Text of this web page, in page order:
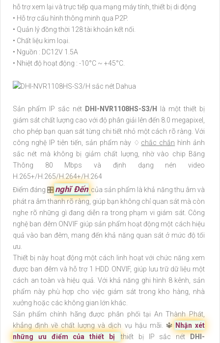
hỗ trợ xem lại và trực tiếp qua mạng máy tính, thiết bị di động
• Hỗ trợ cấu hình thông minh qua P2P.
• Quản lý đồng thời 128 tài khoản kết nối.
• Chất liệu kim loại.
• Nguồn : DC12V 1.5A
• Nhiệt độ hoạt động : -10°C ~ +45°C.
Sản phẩm IP sắc nét DHI-NVR1108HS-S3/H
là một thiết bị
giám sát chất lượng cao với độ phân giải lên đến 8.0 megapixel,
cho phép bạn quan sát từng chi tiết nhỏ một cách rõ ràng. Với
công nghệ IP tiên tiến, sản phẩm này ♢ chắc chắn hình ảnh
sắc nét mà không bị giảm chất lượng, nhờ vào chip Băng
Thông 80 Mbps và định dạng nén video
H.265+/H.265/H.264+/H.264
Điểm đáng 🎛 nghĩ Đến của sản phẩm là khả năng thu âm và
phát ra âm thanh rõ ràng, giúp bạn không chỉ quan sát mà còn
nghe rõ những gì đang diễn ra trong phạm vi giám sát. Công
nghệ ban đêm ONVIF giúp sản phẩm hoạt động một cách hiệu
quả vào ban đêm, mang đến khả năng quan sát ở mức độ tối
ưu.
Thiết bị này hoạt động một cách linh hoạt với chức năng xem
được ban đêm và hỗ trợ 1 HDD ONVIF, giúp lưu trữ dữ liệu một
cách an toàn và hiệu quả. Với khả năng ghi hình 8 kênh, sản
phẩm này phù hợp cho việc giám sát trong kho hàng, nhà
xưởng hoặc các không gian lớn khác.
Sản phẩm chính hãng được phân phối tại An Thành Phát,
khẳng định về chất lượng và dịch vụ hậu mãi. 🔱 Nhận xét
những ưu điểm của thiết bị
thiết bị IP sắc nétDHI-